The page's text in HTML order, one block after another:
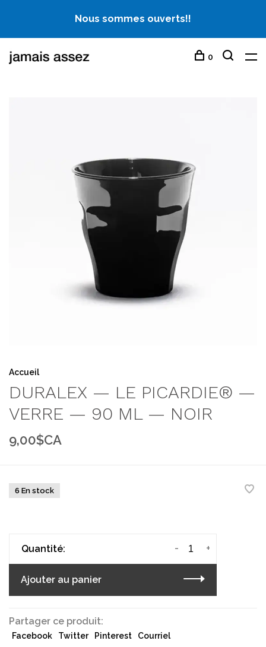
Nous sommes ouverts!!
0
Accueil
DURALEX — LE PICARDIE® —
VERRE — 90 ML — NOIR
9,00$CA
6 En stock
Quantité: +
-
Ajouter au panier
Partager ce produit:
Facebook Twitter Pinterest Courriel